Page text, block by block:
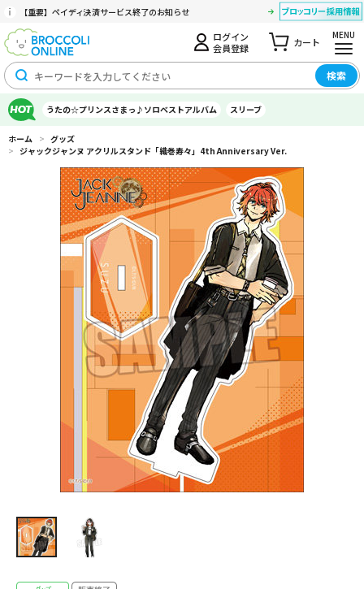
【重要】ペイディ決済サービス終了のお知らせ
ログイン
会員登録
カート
MENU
検索
うたの☆プリンスさまっ♪ソロベストアルバム スリーブ
ホーム > グッズ
> ジャックジャンヌ アクリルスタンド「織巻寿々」4th Anniversary Ver.